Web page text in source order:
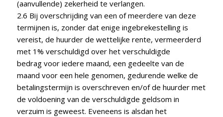
(aanvullende) zekerheid te verlangen.
2.6 Bij overschrijding van een of meerdere van deze
termijnen is, zonder dat enige ingebrekestelling is
vereist, de huurder de wettelijke rente, vermeerderd
met 1% verschuldigd over het verschuldigde
bedrag voor iedere maand, een gedeelte van de
maand voor een hele genomen, gedurende welke de
betalingstermijn is overschreven en/of de huurder met
de voldoening van de verschuldigde geldsom in
verzuim is geweest. Eveneens is alsdan het